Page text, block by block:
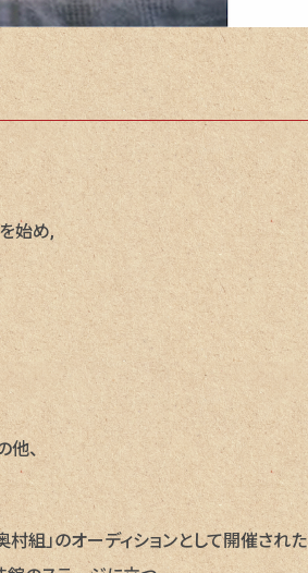
始め,
他、
組」のオーディションとして開催された